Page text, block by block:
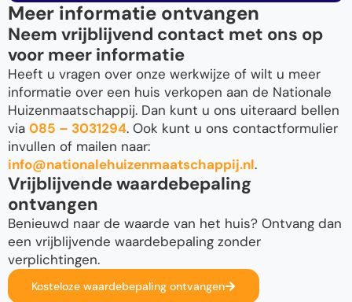
Meer informatie ontvangen
Neem vrijblijvend contact met ons op
voor meer informatie
Heeft u vragen over onze werkwijze of wilt u meer
informatie over een huis verkopen aan de Nationale
Huizenmaatschappij. Dan kunt u ons uiteraard bellen
via 085 – 3031294. Ook kunt u ons contactformulier
invullen of mailen naar:
info@nationalehuizenmaatschappij.nl.
Vrijblijvende waardebepaling
ontvangen
Benieuwd naar de waarde van het huis? Ontvang dan
een vrijblijvende waardebepaling zonder
verplichtingen.
Kosteloze waardebepaling ontvangen